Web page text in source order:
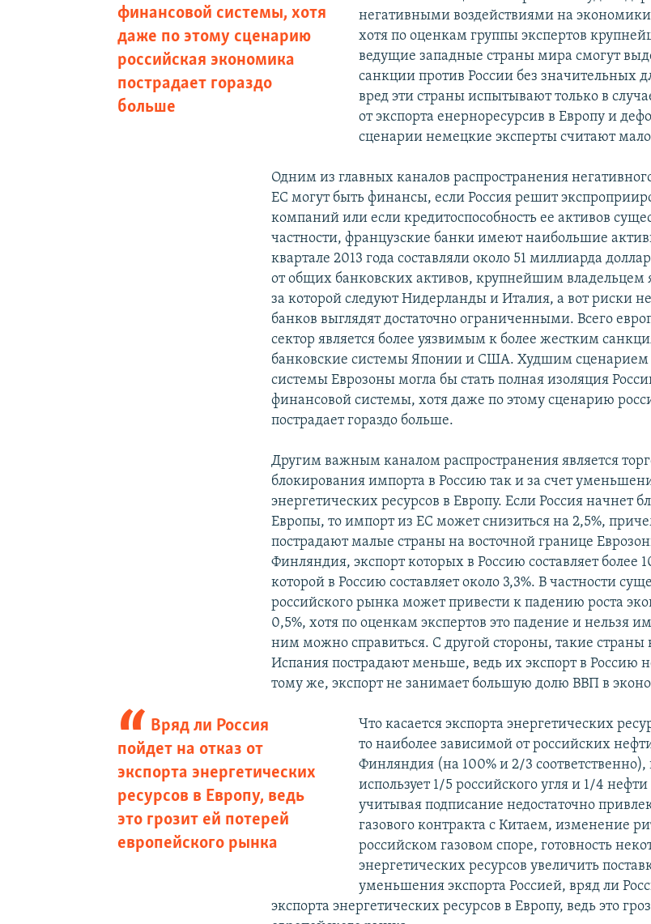
финансовой системы, хотя
даже по этому сценарию
российская экономика
пострадает гораздо
больше
негативными воздействиями на
хотя по оценкам группы экспертов
ведущие западные страны мира смогут
санкции против России без значительных
вред эти страны испытывают только в
от экспорта енерноресурсив в Европу и
сценарии немецкие эксперты считают
Одним из главных каналов распространения
ЕС могут быть финансы, если Россия решит
компаний или если кредитоспособность ее активов
частности, французские банки имеют наибольшие
квартале 2013 года составляли около 51 миллиарда
от общих банковских активов, крупнейшим владельцем
за которой следуют Нидерланды и Италия, а вот риски
банков выглядят достаточно ограниченными. Всего
сектор является более уязвимым к более жестким
банковские системы Японии и США. Худшим сценарием
системы Еврозоны могла бы стать полная изоляция
финансовой системы, хотя даже по этому сценарию
пострадает гораздо больше.
Другим важным каналом распространения является
блокирования импорта в Россию так и за счет
энергетических ресурсов в Европу. Если Россия начнет
Европы, то импорт из ЕС может снизиться на 2,5%,
пострадают малые страны на восточной границе
Финляндия, экспорт которых в Россию составляет более
которой в Россию составляет около 3,3%. В частности
российского рынка может привести к падению роста
0,5%, хотя по оценкам экспертов это падение и нельзя
ним можно справиться. С другой стороны, такие
Испания пострадают меньше, ведь их экспорт в Россию
тому же, экспорт не занимает большую долю ВВП в
Вряд ли Россия
пойдет на отказ от
экспорта энергетических
ресурсов в Европу, ведь
это грозит ей потерей
европейского рынка
Что касается экспорта энергетических
то наиболее зависимой от российских
Финляндия (на 100% и 2/3
использует 1/5 российского угля и 1/4
учитывая подписание недостаточно
газового контракта с Китаем, изменение
российском газовом споре, готовность
энергетических ресурсов увеличить
уменьшения экспорта Россией, вряд ли
экспорта энергетических ресурсов в Европу, ведь это